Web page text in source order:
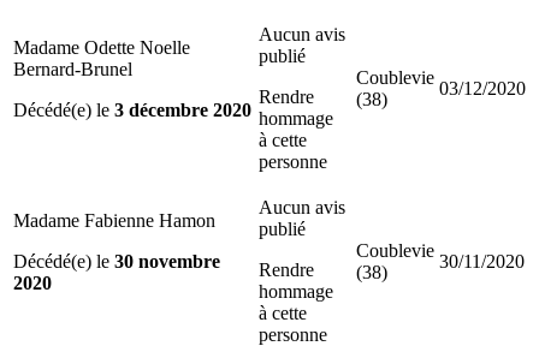
Madame Odette Noelle
Bernard-Brunel
Décédé(e) le 3 décembre 2020
Aucun avis
publié
Rendre
hommage
à cette
personne
Coublevie
(38)
03/12/2020
Madame Fabienne Hamon
Décédé(e) le 30 novembre
2020
Aucun avis
publié
Rendre
hommage
à cette
personne
Coublevie
(38)
30/11/2020